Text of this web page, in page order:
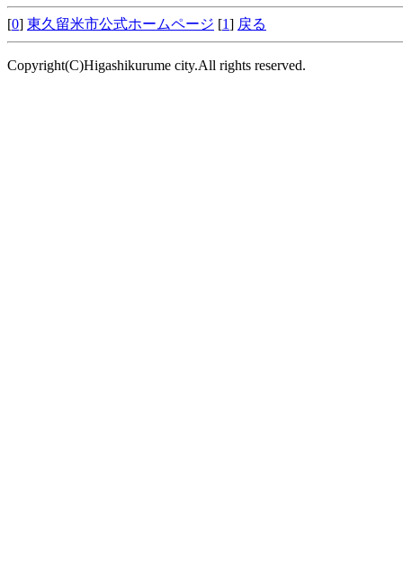
[0] 東久留米市公式ホームページ [1] 戻る
Copyright(C)Higashikurume city.All rights reserved.